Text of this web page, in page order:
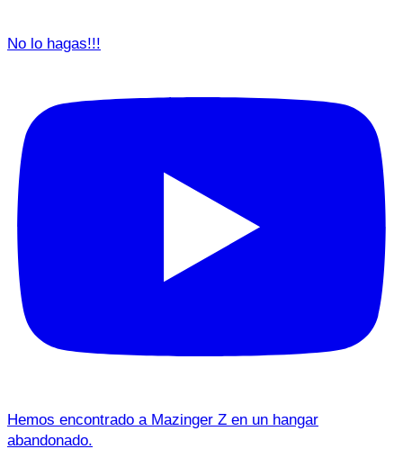
No lo hagas!!!
Hemos encontrado a Mazinger Z en un hangar
abandonado.